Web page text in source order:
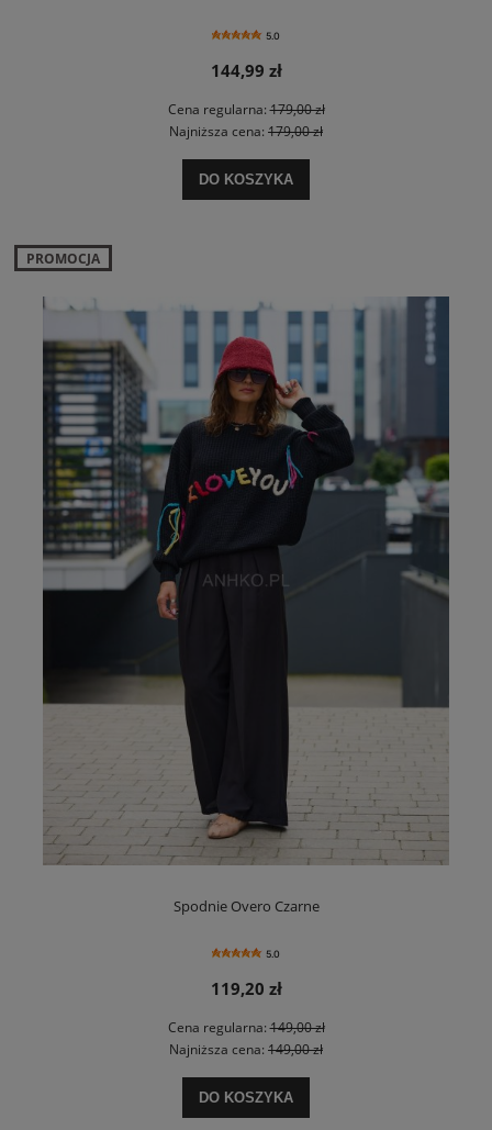
5.0
144,99 zł
Cena regularna:179,00 zł
Najniższa cena: 179,00 zł
DO KOSZYKA
Spodnie Overo Czarne
5.0
119,20 zł
Cena regularna:149,00 zł
Najniższa cena: 149,00 zł
DO KOSZYKA
PROMOCJA